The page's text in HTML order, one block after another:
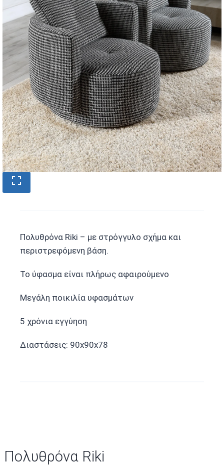
Πολυθρόνα Riki – με στρόγγυλο σχήμα και
περιστρεφόμενη βάση.
Το ύφασμα είναι πλήρως αφαιρούμενο
Μεγάλη ποικιλία υφασμάτων
5 χρόνια εγγύηση
Διαστάσεις: 90x90x78
Πολυθρόνα Riki